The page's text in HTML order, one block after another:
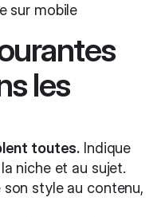
sur mobile
les
toutes. Indique
niche et au sujet.
style au contenu,